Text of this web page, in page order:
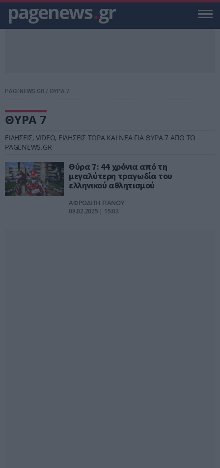
pagenews.gr
PAGENEWS.GR / ΘΥΡΑ 7
ΘΥΡΑ 7
ΕΙΔΗΣΕΙΣ, VIDEO, ΕΙΔΗΣΕΙΣ ΤΩΡΑ ΚΑΙ ΝΕΑ ΓΙΑ ΘΥΡΑ 7 ΑΠΟ ΤΟ
PAGENEWS.GR
Θύρα 7: 44 χρόνια από τη
μεγαλύτερη τραγωδία του
ελληνικού αθλητισμού
ΑΦΡΟΔΙΤΗ ΠΑΝΟΥ
08.02.2025 | 15:03